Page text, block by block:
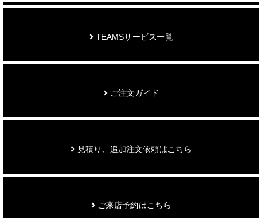
TEAMSサービス一覧
ご注文ガイド
見積り、追加注文依頼はこちら
ご来店予約はこちら